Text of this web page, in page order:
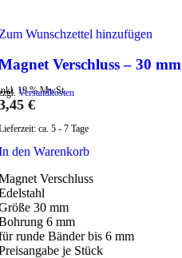
Wunschzettel hinzufügen
Verschluss – 30 mm
19 % MwSt.
Versandkosten
€
ca. 5 - 7 Tage
den Warenkorb
Verschluss
30 mm
6 mm
runde Bänder bis 6 mm
je Stück